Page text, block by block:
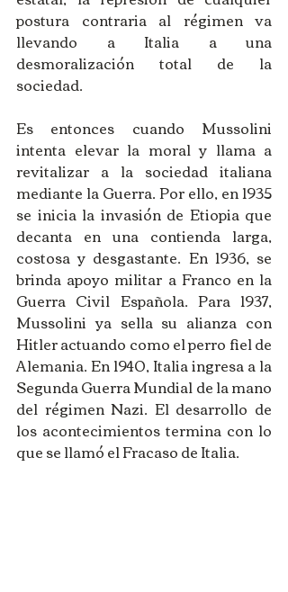
postura contraria al régimen va
llevando a Italia a una
desmoralización total de la
sociedad.
Es entonces cuando Mussolini
intenta elevar la moral y llama a
revitalizar a la sociedad italiana
mediante la Guerra. Por ello, en 1935
se inicia la invasión de Etiopia que
decanta en una contienda larga,
costosa y desgastante. En 1936, se
brinda apoyo militar a Franco en la
Guerra Civil Española. Para 1937,
Mussolini ya sella su alianza con
Hitler actuando como el perro fiel de
Alemania. En 1940, Italia ingresa a la
Segunda Guerra Mundial de la mano
del régimen Nazi. El desarrollo de
los acontecimientos termina con lo
que se llamó el Fracaso de Italia.